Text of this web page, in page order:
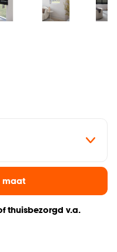
maat
thuisbezorgd v.a.